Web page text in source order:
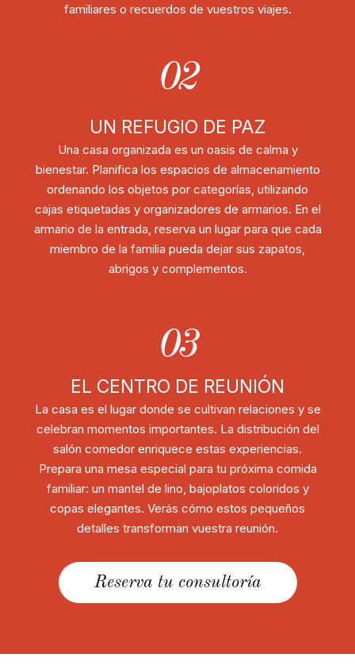
familiares o recuerdos de vuestros viajes.
02
UN REFUGIO DE PAZ
Una casa organizada es un oasis de calma y
bienestar. Planifica los espacios de almacenamiento
ordenando los objetos por categorías, utilizando
cajas etiquetadas y organizadores de armarios. En el
armario de la entrada, reserva un lugar para que cada
miembro de la familia pueda dejar sus zapatos,
abrigos y complementos.
03
EL CENTRO DE REUNIÓN
La casa es el lugar donde se cultivan relaciones y se
celebran momentos importantes. La distribución del
salón comedor enriquece estas experiencias.
Prepara una mesa especial para tu próxima comida
familiar: un mantel de lino, bajoplatos coloridos y
copas elegantes. Verás cómo estos pequeños
detalles transforman vuestra reunión.
Reserva tu consultoría